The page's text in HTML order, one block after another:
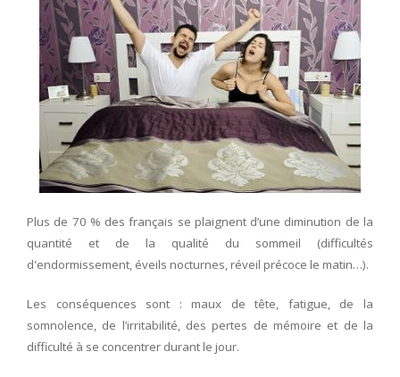
SE FORMER
LE RÉSEAU
NOS PRATICIENS
FORUM
CONTACT
Plus de 70 % des français se plaignent d’une diminution de la
quantité et de la qualité du sommeil (difficultés
d'endormissement, éveils nocturnes, réveil précoce le matin…).
Les conséquences sont : maux de tête, fatigue, de la
somnolence, de l’irritabilité, des pertes de mémoire et de la
difficulté à se concentrer durant le jour.